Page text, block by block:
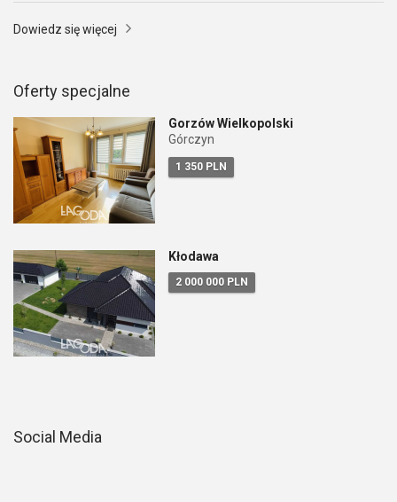
Dowiedz się więcej
Oferty specjalne
Gorzów Wielkopolski
Górczyn
1 350 PLN
Kłodawa
2 000 000 PLN
Social Media